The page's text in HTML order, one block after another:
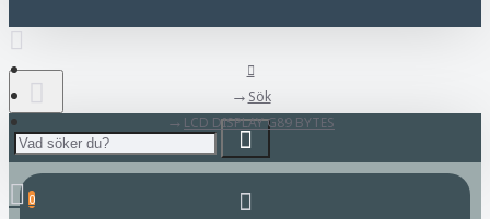
0
Sök
LCD DISPLAY G89 BYTES